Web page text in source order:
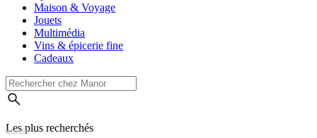
Maison & Voyage
Jouets
Multimédia
Vins & épicerie fine
Cadeaux
Les plus recherchés